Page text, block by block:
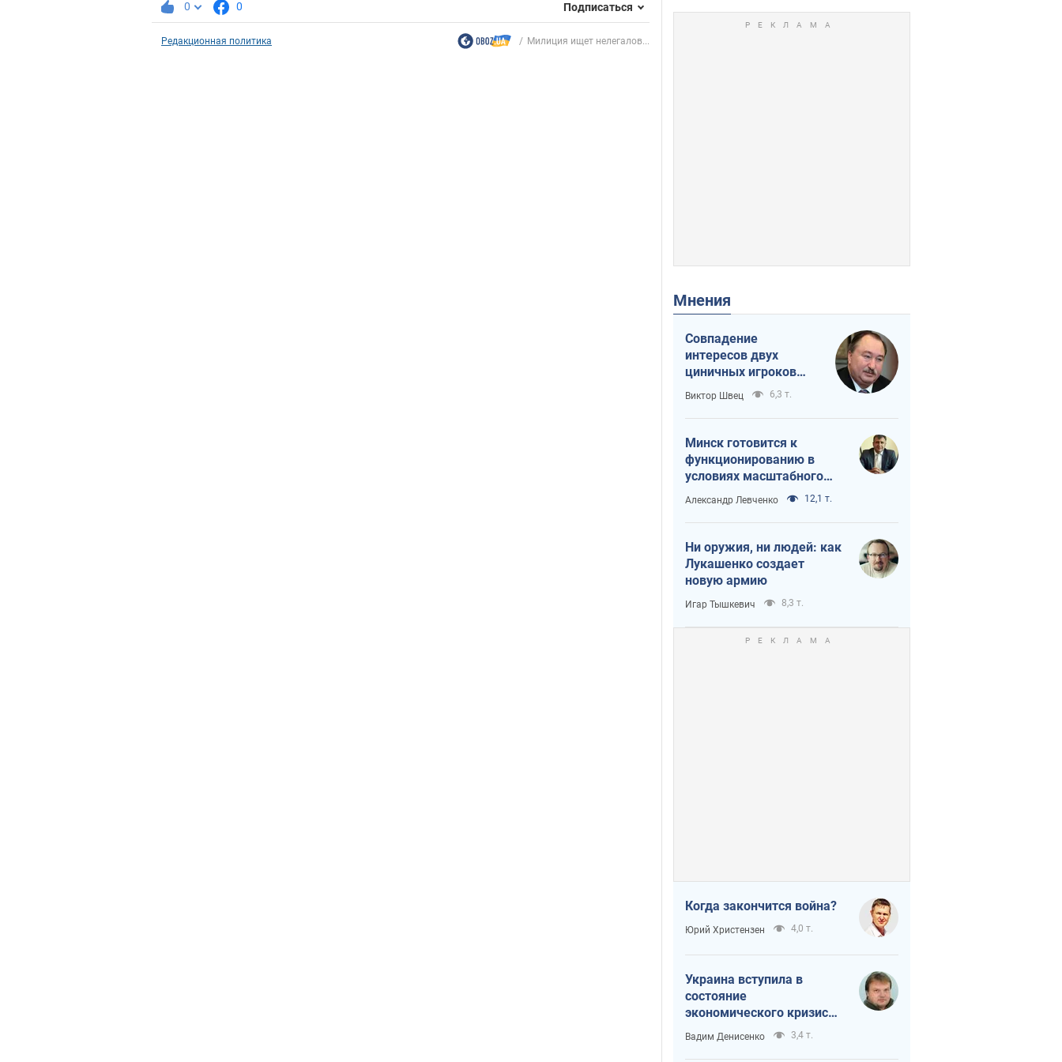
0 0 Подписаться
Редакционная политика Милиция ищет нелегалов...
Мнения
Совпадение
интересов двух
циничных игроков
или тайный план
Трампа и Путина?
Виктор Швец 6,3 т.
Минск готовится к
функционированию в
условиях масштабного
военного кризиса
Александр Левченко 12,1 т.
Ни оружия, ни людей: как
Лукашенко создает
новую армию
Игар Тышкевич 8,3 т.
Когда закончится война?
Юрий Христензен 4,0 т.
Украина вступила в
состояние
экономического кризиса.
Есть ли свет в конце
туннеля?
Вадим Денисенко 3,4 т.